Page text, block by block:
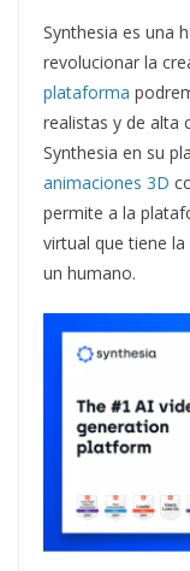
Synthesia es una
revolucionar la
plataforma
realistas y de alta
Synthesia en su
animaciones 3D
permite a la
virtual que tiene
un humano.